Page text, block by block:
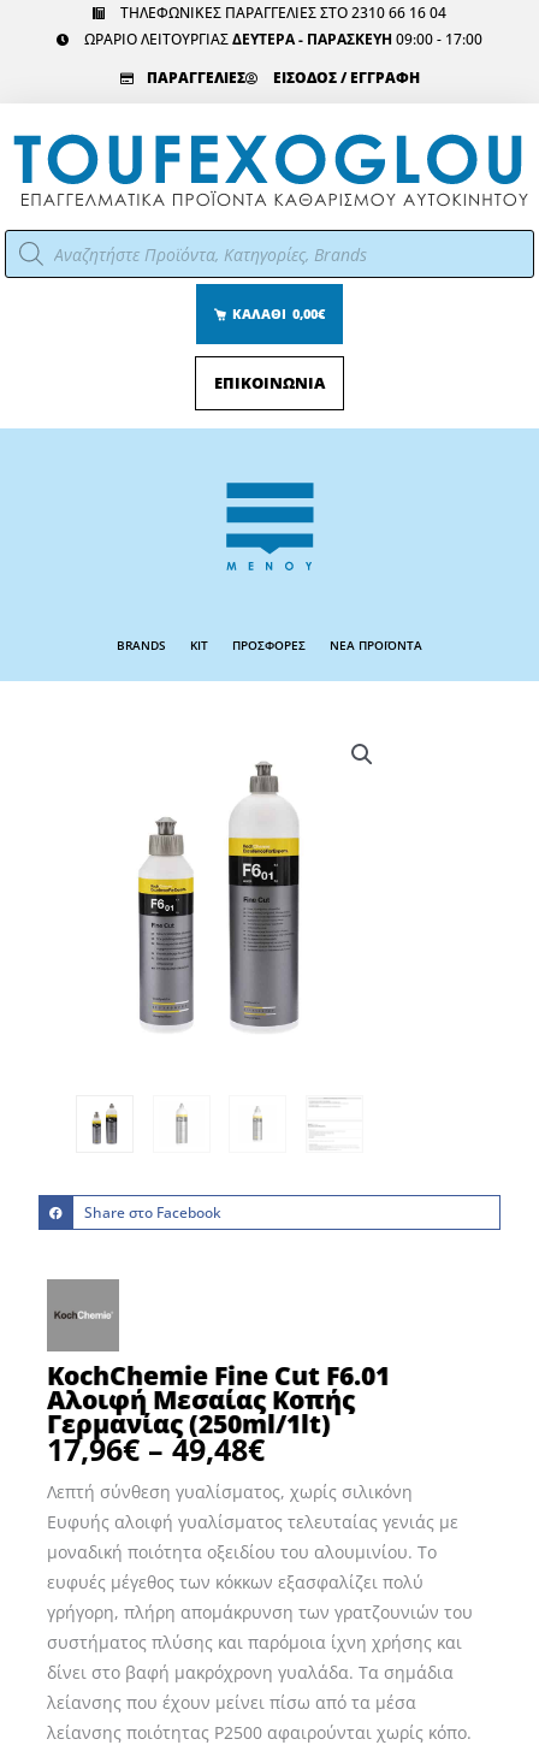
ΤΗΛΕΦΩΝΙΚΕΣ ΠΑΡΑΓΓΕΛΙΕΣ ΣΤΟ 2310 66 16 04
ΩΡΑΡΙΟ ΛΕΙΤΟΥΡΓΙΑΣΔΕΥΤΕΡΑ - ΠΑΡΑΣΚΕΥΗ 09:00 - 17:00
ΠΑΡΑΓΓΕΛΙΕΣ
ΕΙΣΟΔΟΣ / ΕΓΓΡΑΦΗ
Αναζήτηση
προϊόντων
ΚΑΛΑΘΙ 0,00€
ΕΠΙΚΟΙΝΩΝΙΑ
Menu
BRANDS KIT ΠΡΟΣΦΟΡΕΣ ΝΕΑ ΠΡΟΪΟΝΤΑ
Share στο Facebook
KochChemie Fine Cut F6.01
Αλοιφή Μεσαίας Κοπής
Γερμανίας (250ml/1lt)
17,96€ – 49,48€Price
range:
17,96€
through
49,48€
Λεπτή σύνθεση γυαλίσματος, χωρίς σιλικόνη
Ευφυής αλοιφή γυαλίσματος τελευταίας γενιάς με
μοναδική ποιότητα οξειδίου του αλουμινίου. Το
ευφυές μέγεθος των κόκκων εξασφαλίζει πολύ
γρήγορη, πλήρη απομάκρυνση των γρατζουνιών του
συστήματος πλύσης και παρόμοια ίχνη χρήσης και
δίνει στο βαφή μακρόχρονη γυαλάδα. Τα σημάδια
λείανσης που έχουν μείνει πίσω από τα μέσα
λείανσης ποιότητας P2500 αφαιρούνται χωρίς κόπο.